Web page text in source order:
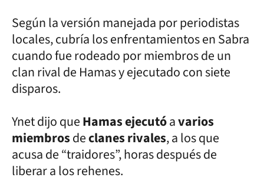
Según la versión manejada por periodistas
locales, cubría los enfrentamientos en Sabra
cuando fue rodeado por miembros de un
clan rival de Hamas y ejecutado con siete
disparos.
Ynet dijo queHamas ejecutóavarios
miembrosdeclanes rivales, a los que
acusa de “traidores”, horas después de
liberar a los rehenes.